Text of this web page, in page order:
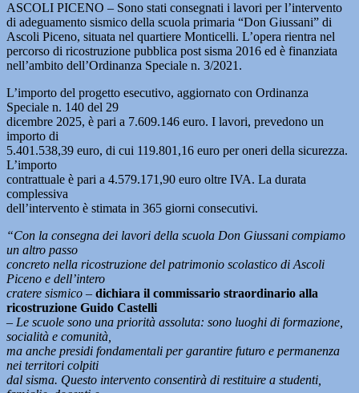
ASCOLI PICENO – Sono stati consegnati i lavori per l’intervento
di adeguamento sismico della scuola primaria “Don Giussani” di
Ascoli Piceno, situata nel quartiere Monticelli. L’opera rientra nel
percorso di ricostruzione pubblica post sisma 2016 ed è finanziata
nell’ambito dell’Ordinanza Speciale n. 3/2021.
L’importo del progetto esecutivo, aggiornato con Ordinanza
Speciale n. 140 del 29
dicembre 2025, è pari a 7.609.146 euro. I lavori, prevedono un
importo di
5.401.538,39 euro, di cui 119.801,16 euro per oneri della sicurezza.
L’importo
contrattuale è pari a 4.579.171,90 euro oltre IVA. La durata
complessiva
dell’intervento è stimata in 365 giorni consecutivi.
“Con la consegna dei lavori della scuola Don Giussani compiamo
un altro passo
concreto nella ricostruzione del patrimonio scolastico di Ascoli
Piceno e dell’intero
cratere sismico – dichiara il commissario straordinario alla
ricostruzione Guido Castelli
– Le scuole sono una priorità assoluta: sono luoghi di formazione,
socialità e comunità,
ma anche presidi fondamentali per garantire futuro e permanenza
nei territori colpiti
dal sisma. Questo intervento consentirà di restituire a studenti,